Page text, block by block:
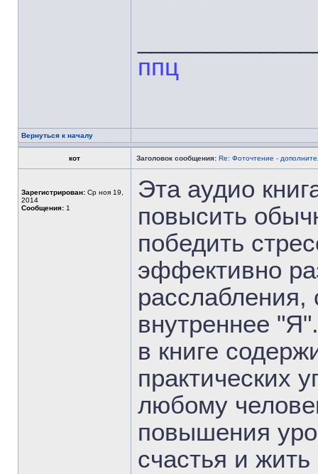
ппц
Вернуться к началу
кот Заголовок сообщения: Re: Фоточтение -
Зарегистрирован: Ср ноя 19,
2014
Сообщения: 1
Эта аудио
повысить
победить
эффективно
расслабления,
внутреннее
в книге
практических
любому
повышения
счастья и